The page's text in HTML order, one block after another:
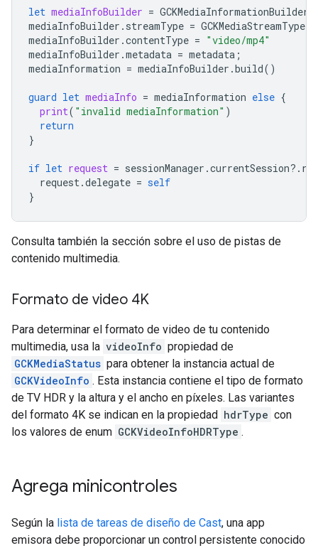
let mediaInfoBuilder = GCKMediaInformationBuilder
mediaInfoBuilder . streamType = GCKMediaStreamType
mediaInfoBuilder .contentType = "video/mp4"
mediaInfoBuilder .metadata = metadata ;
mediaInformation = mediaInfoBuilder .build()
guard let mediaInfo = mediaInformation else {
print( "invalid mediaInformation" )
return
}
if let request = sessionManager .currentSession?.
request.delegate = self
}
Consulta también la sección sobre el uso de pistas de
contenido multimedia.
Formato de video 4K
Para determinar el formato de video de tu contenido
multimedia, usa la videoInfo propiedad de
GCKMediaStatus para obtener la instancia actual de
GCKVideoInfo . Esta instancia contiene el tipo de formato
de TV HDR y la altura y el ancho en píxeles. Las variantes
del formato 4K se indican en la propiedad hdrType con
los valores de enum GCKVideoInfoHDRType .
Agrega minicontroles
Según la lista de tareas de diseño de Cast, una app
emisora debe proporcionar un control persistente conocido